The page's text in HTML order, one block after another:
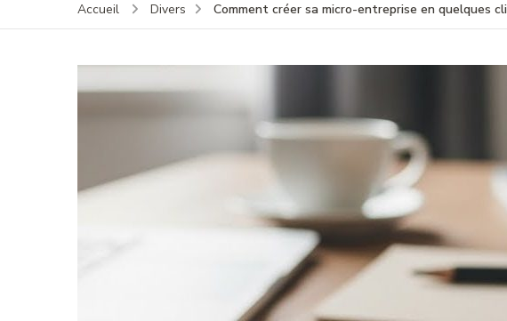
Accueil Divers Comment créer sa micro-entreprise en quelques